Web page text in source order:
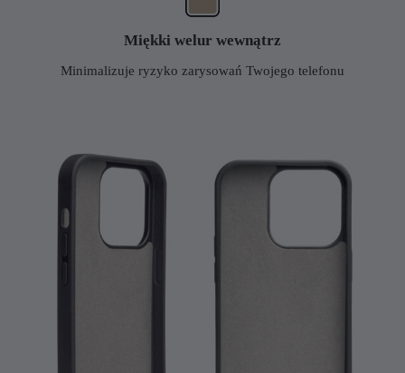
Miękki welur wewnątrz
Minimalizuje ryzyko zarysowań Twojego telefonu